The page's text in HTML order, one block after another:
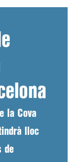
la Cova
lloc
de